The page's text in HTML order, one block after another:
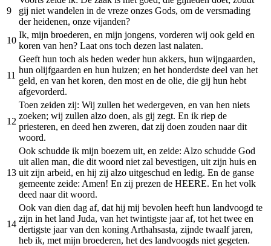
9
gij niet wandelen in de vreze onzes Gods, om de versmading
der heidenen, onze vijanden?
10
Ik, mijn broederen, en mijn jongens, vorderen wij ook geld en
koren van hen? Laat ons toch dezen last nalaten.
11
Geeft hun toch als heden weder hun akkers, hun wijngaarden,
hun olijfgaarden en hun huizen; en het honderdste deel van het
geld, en van het koren, den most en de olie, die gij hun hebt
afgevorderd.
12
Toen zeiden zij: Wij zullen het wedergeven, en van hen niets
zoeken; wij zullen alzo doen, als gij zegt. En ik riep de
priesteren, en deed hen zweren, dat zij doen zouden naar dit
woord.
13
Ook schudde ik mijn boezem uit, en zeide: Alzo schudde God
uit allen man, die dit woord niet zal bevestigen, uit zijn huis en
uit zijn arbeid, en hij zij alzo uitgeschud en ledig. En de ganse
gemeente zeide: Amen! En zij prezen de HEERE. En het volk
deed naar dit woord.
14
Ook van dien dag af, dat hij mij bevolen heeft hun landvoogd te
zijn in het land Juda, van het twintigste jaar af, tot het twee en
dertigste jaar van den koning Arthahsasta, zijnde twaalf jaren,
heb ik, met mijn broederen, het des landvoogds niet gegeten.